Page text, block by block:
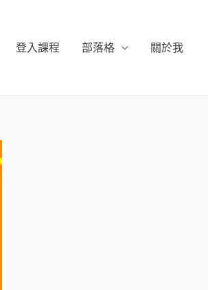
登入課程 部落格 關於我